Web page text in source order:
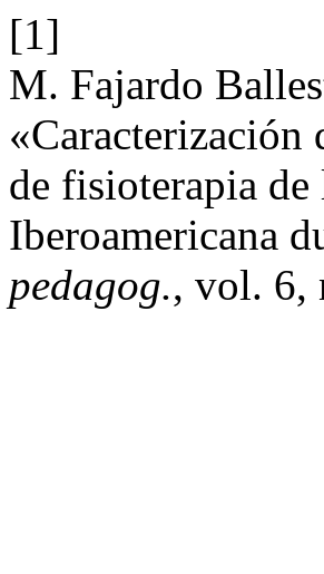
[1]
M. Fajardo
«Caracterización
de fisioterapia
Iberoamericana
pedagog., vol. 6,